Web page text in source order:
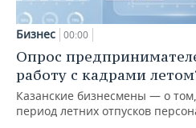
Бизнес 00:00
Опрос
работу с кадрами
Казанские бизнесмены — о
период летних отпусков